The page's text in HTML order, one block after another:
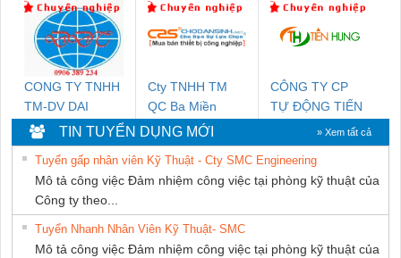
PHƯƠNG NAM
NAM
CONG TY TNHH
TM-DV DAI
DONG THANH
Cty TNHH TM
QC Ba Miền
CÔNG TY CP
TỰ ĐỘNG TIẾN
TIN TUYỂN DỤNG MỚI » Xem tất cả
Tuyển gấp nhân viên Kỹ Thuật - Cty SMC Engineering
Mô tả công việc Đảm nhiệm công việc tại phòng kỹ thuật của
Công ty theo...
Tuyển Nhanh Nhân Viên Kỹ Thuật- SMC
Mô tả công việc Đảm nhiệm công việc tại phòng kỹ thuật của